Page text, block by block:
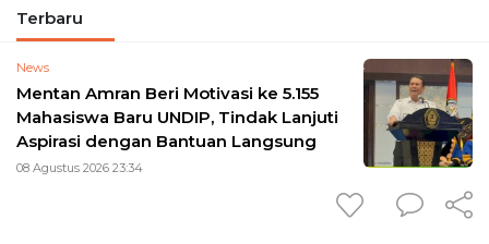
Terbaru
News
Mentan Amran Beri Motivasi ke 5.155
Mahasiswa Baru UNDIP, Tindak Lanjuti
Aspirasi dengan Bantuan Langsung
08 Agustus 2026 23:34